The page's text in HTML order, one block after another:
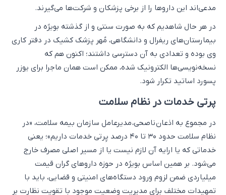
مدعی‌اند این داروها را از برخی پزشکان و شرکت‌ها می‌گیرند.
در هر حال شاهدیم که به صورت سنتی و از گذشته بویژه در
بیمارستان‌های ریفرال و دانشگاهی، مُهر پزشک کشیک در دفتر کاری
وی بوده و تعدادی به آن دسترسی داشتند؛ اکنون هم که
نسخه‌نویسی‌ها الکترونیک شده، ممکن است همان ماجرا برای یوزر
پسورد اساتید تکرار شود.
پرتی خدمات در نظام سلامت
در مجموع به اذعان ناصحی، مدیرعامل سازمان بیمه سلامت، «در
نظام سلامت حدود ۳۰ تا ۴۰ درصد پِرتی خدمات داریم»؛ یعنی
خدماتی که یا ارایه آن لازم نیست یا از مسیر اصلی مصرف خارج
می‌شود. بر همین اساس بویژه در حوزه داروهای گران قیمت
میلیاردی ضمن لزوم ورود دستگاه‌های امنیتی و قضایی، باید با
تمهیدات مختلف برای مدیریت وضعیت موجود با تقویت نظارت بر